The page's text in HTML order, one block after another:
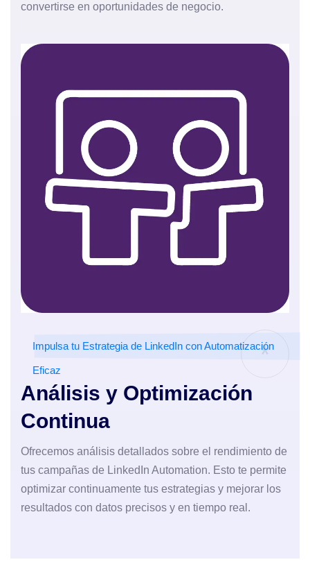
convertirse en oportunidades de negocio.
*
Impulsa tu Estrategia de LinkedIn con Automatización
Eficaz
Análisis y Optimización
Continua
Ofrecemos análisis detallados sobre el rendimiento de
tus campañas de LinkedIn Automation. Esto te permite
optimizar continuamente tus estrategias y mejorar los
resultados con datos precisos y en tiempo real.